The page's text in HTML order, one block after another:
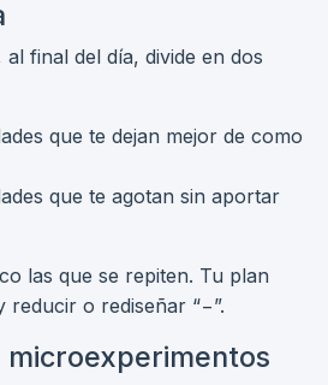
final del día, divide en dos
que te dejan mejor de como
que te agotan sin aportar
las que se repiten. Tu plan
reducir o rediseñar “−”.
microexperimentos